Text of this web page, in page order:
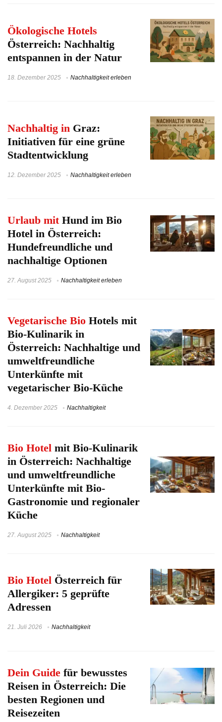
Ökologische Hotels
Österreich: Nachhaltig
entspannen in der Natur
18. Dezember 2025 Nachhaltigkeit erleben
Nachhaltig in Graz:
Initiativen für eine grüne
Stadtentwicklung
12. Dezember 2025 Nachhaltigkeit erleben
Urlaub mitHund im Bio
Hotel in Österreich:
Hundefreundliche und
nachhaltige Optionen
27. August 2025 Nachhaltigkeit erleben
Vegetarische Bio Hotels mit
Bio-Kulinarik in
Österreich: Nachhaltige und
umweltfreundliche
Unterkünfte mit
vegetarischer Bio-Küche
4. Dezember 2025 Nachhaltigkeit
Bio Hotel mit Bio-Kulinarik
in Österreich: Nachhaltige
und umweltfreundliche
Unterkünfte mit Bio-
Gastronomie und regionaler
Küche
27. August 2025 Nachhaltigkeit
Bio Hotel Österreich für
Allergiker: 5 geprüfte
Adressen
21. Juli 2026 Nachhaltigkeit
Dein Guide für bewusstes
Reisen in Österreich: Die
besten Regionen und
Reisezeiten